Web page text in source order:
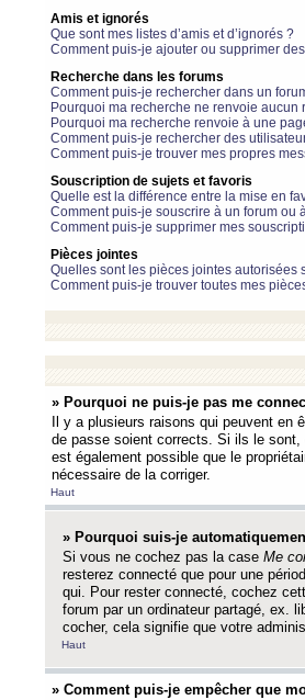
Amis et ignorés
Que sont mes listes d’amis et d’ignorés ?
Comment puis-je ajouter ou supprimer
Recherche dans les forums
Comment puis-je rechercher dans un
Pourquoi ma recherche ne renvoie aucun
Pourquoi ma recherche renvoie à une
Comment puis-je rechercher des
Comment puis-je trouver mes propres
Souscription de sujets et favoris
Quelle est la différence entre la mise en
Comment puis-je souscrire à un forum ou
Comment puis-je supprimer mes
Pièces jointes
Quelles sont les pièces jointes autorisées
Comment puis-je trouver toutes mes
» Pourquoi ne puis-je pas me
Il y a plusieurs raisons qui peuvent
de passe soient corrects. Si ils le sont,
est également possible que le
nécessaire de la corriger.
Haut
» Pourquoi suis-je
Si vous ne cochez pas la case Me
resterez connecté que pour une
qui. Pour rester connecté, cochez
forum par un ordinateur partagé, ex.
cocher, cela signifie que votre
Haut
» Comment puis-je empêcher que